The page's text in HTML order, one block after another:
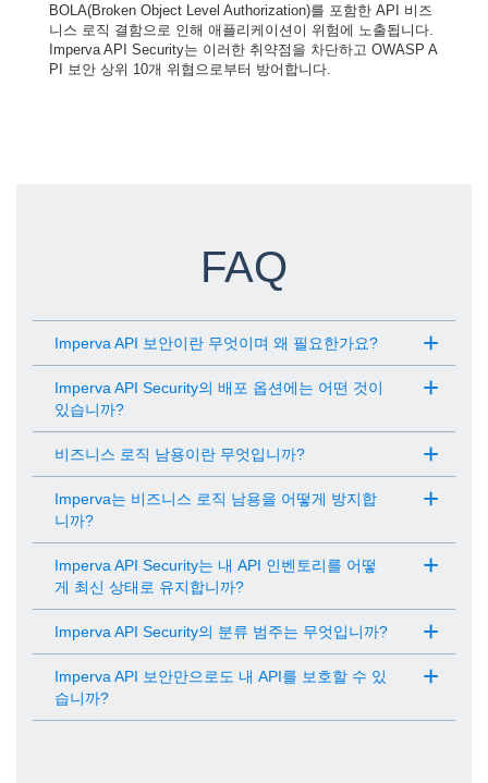
BOLA(Broken Object Level Authorization)를 포함한 API 비즈
니스 로직 결함으로 인해 애플리케이션이 위험에 노출됩니다.
Imperva API Security는 이러한 취약점을 차단하고 OWASP A
PI 보안 상위 10개 위협으로부터 방어합니다.
FAQ
Imperva API 보안이란 무엇이며 왜 필요한가요?
Imperva API Security의 배포 옵션에는 어떤 것이
있습니까?
비즈니스 로직 남용이란 무엇입니까?
Imperva는 비즈니스 로직 남용을 어떻게 방지합
니까?
Imperva API Security는 내 API 인벤토리를 어떻
게 최신 상태로 유지합니까?
Imperva API Security의 분류 범주는 무엇입니까?
Imperva API 보안만으로도 내 API를 보호할 수 있
습니까?